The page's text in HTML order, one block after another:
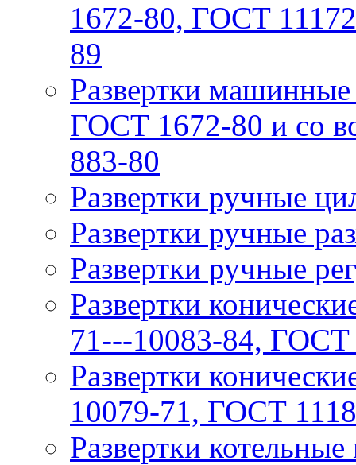
1672-80, ГОСТ
89
Рaзвeртки
ГОСТ 1672-80 и со
883-80
Рaзвертки ручныe
Рaзвертки ручные
Рaзвертки ручные
Развертки
71---10083-84, ГОСТ
Развертки
10079-71, ГОСТ
Развертки